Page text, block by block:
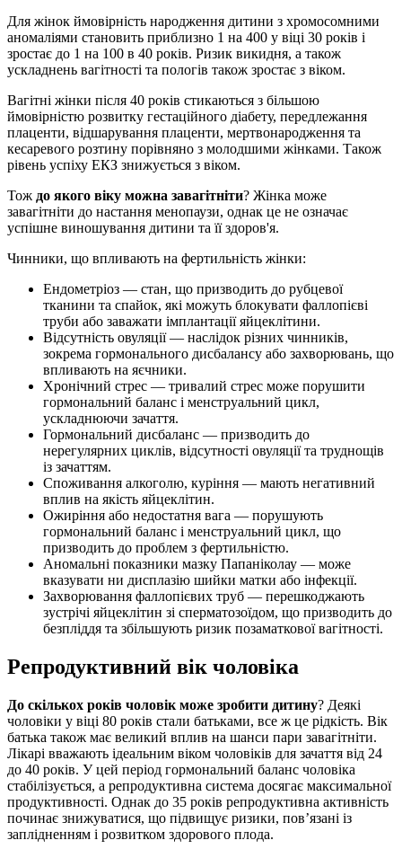
Для жінок ймовірність народження дитини з хромосомними
аномаліями становить приблизно 1 на 400 у віці 30 років і
зростає до 1 на 100 в 40 років. Ризик викидня, а також
ускладнень вагітності та пологів також зростає з віком.
Вагітні жінки пiсля 40 рокiв стикаються з більшою
ймовірністю розвитку гестаційного діабету, передлежання
плаценти, відшарування плаценти, мертвонародження та
кесаревого розтину порівняно з молодшими жінками. Також
рівень успіху ЕКЗ знижується з віком.
Тож до якого віку можна завагітніти? Жінка може
завагітніти до настання менопаузи, однак це не означає
успішне виношування дитини та її здоров'я.
Чинники, що впливають на фертильність жінки:
Ендометріоз — стан, що призводить до рубцевої
тканини та спайок, які можуть блокувати фаллопієві
труби або заважати імплантації яйцеклітини.
Відсутність овуляції — наслідок різних чинників,
зокрема гормонального дисбалансу або захворювань, що
впливають на яєчники.
Хронічний стрес — тривалий стрес може порушити
гормональний баланс і менструальний цикл,
ускладнюючи зачаття.
Гормональний дисбаланс — призводить до
нерегулярних циклів, відсутності овуляції та труднощів
із зачаттям.
Споживання алкоголю, куріння — мають негативний
вплив на якість яйцеклітин.
Ожиріння або недостатня вага — порушують
гормональний баланс і менструальний цикл, що
призводить до проблем з фертильністю.
Аномальні показники мазку Папаніколау — може
вказувати ни дисплазію шийки матки або інфекції.
Захворювання фаллопієвих труб — перешкоджають
зустрічі яйцеклітин зі сперматозоїдом, що призводить до
безпліддя та збільшують ризик позаматкової вагітності.
Репродуктивний вік чоловіка
До скількох років чоловік може зробити дитину? Деякі
чоловіки у віці 80 років стали батьками, все ж це рідкість. Вік
батька також має великий вплив на шанси пари завагітніти.
Лікарі вважають ідеальним віком чоловіків для зачаття від 24
до 40 років. У цей період гормональний баланс чоловіка
стабілізується, а репродуктивна система досягає максимальної
продуктивності. Однак до 35 років репродуктивна активність
починає знижуватися, що підвищує ризики, пов’язані із
заплідненням і розвитком здорового плода.